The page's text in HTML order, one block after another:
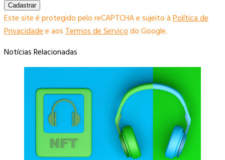
Cadastrar
Este site é protegido pelo reCAPTCHA e sujeito àPolítica de
Privacidadee aosTermos de Serviçodo Google.
Notícias Relacionadas